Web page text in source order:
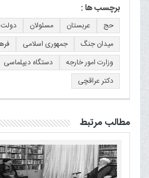
برچسب ها :
حج عربستان مسئولان دولت
میدان جنگ
جمهوری اسلامی
وزارت امور خارجه
دستگاه دیپلماسی
دکتر عراقچی
مطالب مرتبط